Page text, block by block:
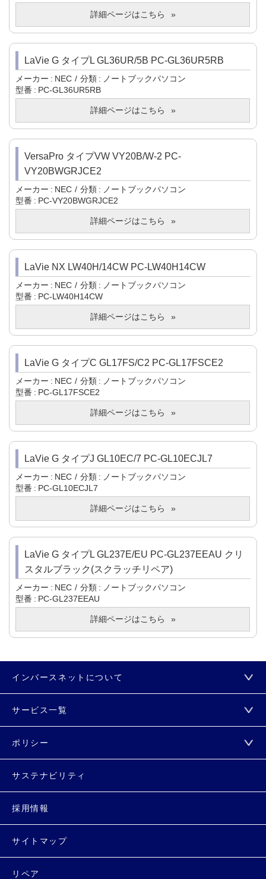
詳細ページはこちら
LaVie G タイプL GL36UR/5B PC-GL36UR5RB
メーカー NEC 分類
ノートブックパソコン
型番
PC-GL36UR5RB
詳細ページはこちら
VersaPro タイプVW VY20B/W-2 PC-
VY20BWGRJCE2
メーカー NEC 分類
ノートブックパソコン
型番
PC-VY20BWGRJCE2
詳細ページはこちら
LaVie NX LW40H/14CW PC-LW40H14CW
メーカー NEC 分類
ノートブックパソコン
型番
PC-LW40H14CW
詳細ページはこちら
LaVie G タイプC GL17FS/C2 PC-GL17FSCE2
メーカー NEC 分類
ノートブックパソコン
型番
PC-GL17FSCE2
詳細ページはこちら
LaVie G タイプJ GL10EC/7 PC-GL10ECJL7
メーカー NEC 分類
ノートブックパソコン
型番
PC-GL10ECJL7
詳細ページはこちら
LaVie G タイプL GL237E/EU PC-GL237EEAU クリ
スタルブラック(スクラッチリペア)
メーカー NEC 分類
ノートブックパソコン
型番
PC-GL237EEAU
詳細ページはこちら
インバースネットについて
サービス一覧
ポリシー
サステナビリティ
採用情報
サイトマップ
リペア